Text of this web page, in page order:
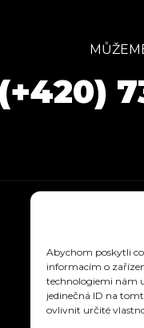
Abychom poskytli
informacím o
technologiemi nám
jedinečná ID na
ovlivnit určité
(+420)